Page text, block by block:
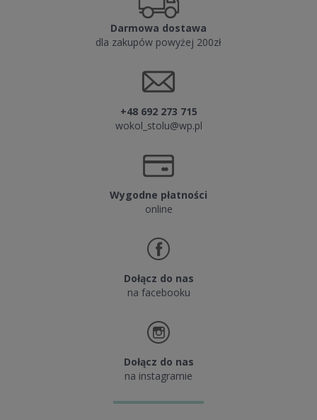
Darmowa dostawa
dla zakupów powyżej 200zł
+48 692 273 715
wokol_stolu@wp.pl
Wygodne płatności
online
Dołącz do nas
na facebooku
Dołącz do nas
na instagramie